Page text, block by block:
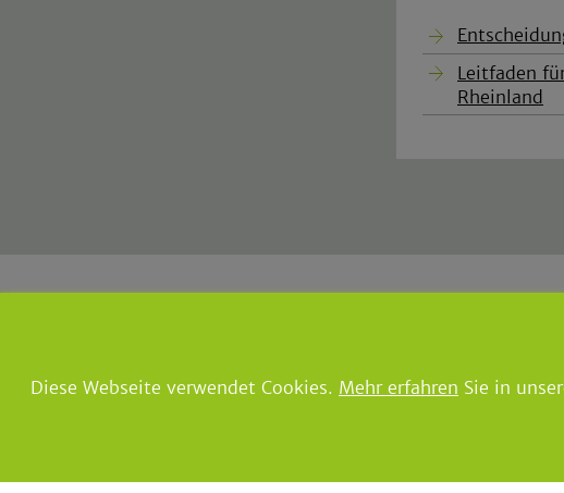
Leitfaden
Rheinland
Tel.: 02266 960|Fax: 02266 96666
Diese Webseite verwendet Cookies. Mehr erfahren Sie in